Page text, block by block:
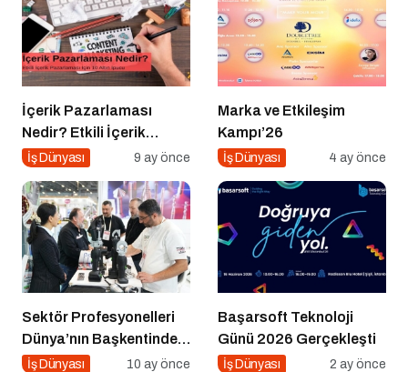
İçerik Pazarlaması
Nedir? Etkili İçerik
Pazarlaması İçin 10
İş Dünyası 9 ay önce
Marka ve Etkileşim
Kampı’26
İş Dünyası 4 ay önce
Sektör Profesyonelleri
Dünya’nın Başkentinde
Buluşacak!
İş Dünyası 10 ay önce
Başarsoft Teknoloji
Günü 2026 Gerçekleşti
İş Dünyası 2 ay önce